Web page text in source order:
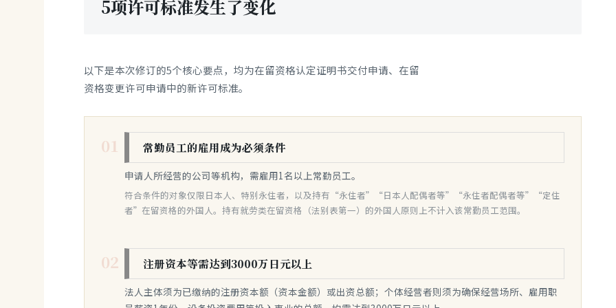
5项许可标准发生了变化
以下是本次修订的5个核心要点，均为在留资格认定证明书交付申请、在留
资格变更许可申请中的新许可标准。
01 常勤员工的雇用成为必须条件
申请人所经营的公司等机构，需雇用1名以上常勤员工。
符合条件的对象仅限日本人、特别永住者，以及持有“永住者”“日本人配偶者等”“永住者配偶者等”“定住
者”在留资格的外国人。持有就劳类在留资格（法别表第一）的外国人原则上不计入该常勤员工范围。
02 注册资本等需达到3000万日元以上
法人主体须为已缴纳的注册资本额（资本金额）或出资总额；个体经营者则须为确保经营场所、雇用职